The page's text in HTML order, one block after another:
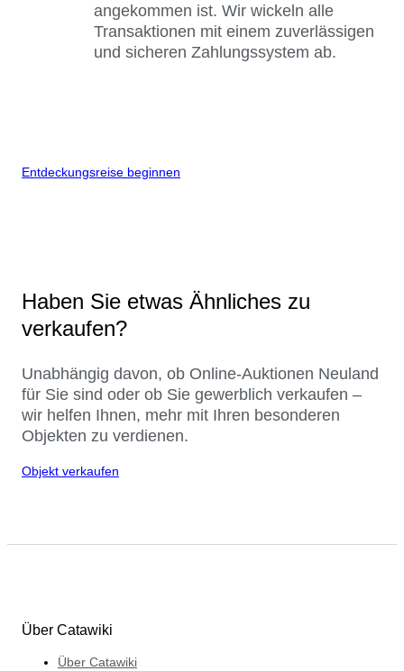
angekommen ist. Wir wickeln alle
Transaktionen mit einem zuverlässigen
und sicheren Zahlungssystem ab.
Entdeckungsreise beginnen
Haben Sie etwas Ähnliches zu
verkaufen?
Unabhängig davon, ob Online-Auktionen Neuland
für Sie sind oder ob Sie gewerblich verkaufen –
wir helfen Ihnen, mehr mit Ihren besonderen
Objekten zu verdienen.
Objekt verkaufen
Über Catawiki
Über Catawiki